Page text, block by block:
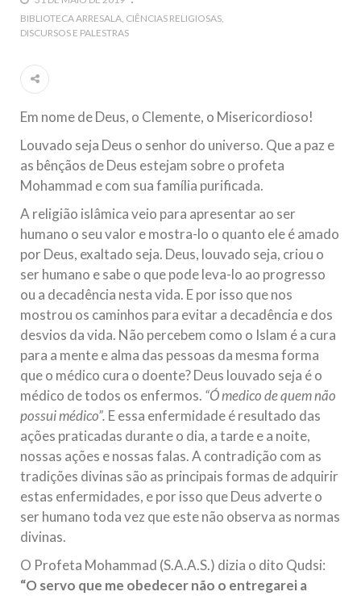
5 DE NOVEMBRO DE 2013
Ano Novo Islâmico e Início de Muharam
Islâmico no Brasil parabeniza a nação islâmica pela chegada
no ano novo muçulmano de 1435 Hejrita. Desejamos a
todos os irmãos e irmãs um novo
10 DE NOVEMBRO DE 2013
Falecimento do Imam Ali Ibn Al-Hussein
(A.S.)
Em nome de Deus, o Clemente, o Misericordioso! Diante da
muçulmanos, o Imam Ali Ibn Al-Hussein Ibn Ali Ibn Abi Táleb
(A.S.), conhecido por “Zein Al-Ábidin” (Formosura
NOTÍCIAS
3 DE JULHO DE 2014
Centro Islâmico no Brasil recebe o ex-
ministro das Relações Exteriores da
República Islâmica do Irã
Na noite da quinta-feira, 03 de Abril, o Centro Islâmico no
Brasil recebeu em sua sede, em São Paulo, o ex-ministro das
Relações Exteriores da República Islâmica do Irã, Sr. Kamal
Kharrazi, que encontra-se visitando
BIBLIOTECA ARRESALA CIÊNCIAS RELIGIOSAS
DISCURSOS E PALESTRAS
Em nome de Deus, o Clemente, o Misericordioso!
Louvado seja Deus o senhor do universo. Que a paz e
as bênçãos de Deus estejam sobre o profeta
Mohammad e com sua família purificada.
A religião islâmica veio para apresentar ao ser
humano o seu valor e mostra-lo o quanto ele é amado
por Deus, exaltado seja. Deus, louvado seja, criou o
ser humano e sabe o que pode leva-lo ao progresso
ou a decadência nesta vida. E por isso que nos
mostrou os caminhos para evitar a decadência e dos
desvios da vida. Não percebem como o Islam é a cura
para a mente e alma das pessoas da mesma forma
que o médico cura o doente? Deus louvado seja é o
médico de todos os enfermos. “Ó medico de quem não
possui médico”. E essa enfermidade é resultado das
ações praticadas durante o dia, a tarde e a noite,
nossas ações e nossas falas. A contradição com as
tradições divinas são as principais formas de adquirir
estas enfermidades, e por isso que Deus adverte o
ser humano toda vez que este não observa as normas
divinas.
O Profeta Mohammad (S.A.A.S.) dizia o dito Qudsi:
“O servo que me obedecer não o entregarei a